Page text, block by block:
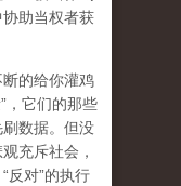
助当权者获
的给你灌鸡
” ，它们的那些
数据。但没
充斥社会，
“反对”的执行